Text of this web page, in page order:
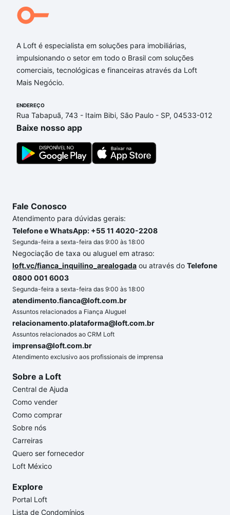
Horizonte, MG ideal para você na Loft.
Qual o preço de Apartamentos com 3 banheiros à
Aqui na Loft temos a oferta ideal para você, com
Apartamentos com 3 banheiros à venda em Jardim
Guanabara, Belo Horizonte, MG que custam a partir
imobiliário as parcelas podem se adequar ao seu
orçamento. Se ainda tem alguma dúvida dos custos
envolvidos no processo de compra, veja em nosso
portal quanto custa comprar um apartamento
conte com a gente para comprar o imóvel dos seus
A Loft é especialista em soluções para imobiliárias,
impulsionando o setor em todo o Brasil com soluções
comerciais, tecnológicas e financeiras através da Loft
Mais Negócio.
ENDEREÇO
Rua Tabapuã, 743 - Itaim Bibi, São Paulo - SP, 04533-012
Baixe nosso app
Fale Conosco
Atendimento para dúvidas gerais:
Telefone e WhatsApp: +55 11 4020-2208
Segunda-feira a sexta-feira das 9:00 às 18:00
Negociação de taxa ou aluguel em atraso:
loft.vc/fianca_inquilino_arealogada ou através do Telefone
0800 001 6003
Segunda-feira a sexta-feira das 9:00 às 18:00
atendimento.fianca@loft.com.br
Assuntos relacionados a Fiança Aluguel
relacionamento.plataforma@loft.com.br
Assuntos relacionados ao CRM Loft
imprensa@loft.com.br
Atendimento exclusivo aos profissionais de imprensa
Sobre a Loft
Central de Ajuda
Como vender
Como comprar
Sobre nós
Carreiras
Quero ser fornecedor
Loft México
Explore
Portal Loft
Lista de Condomínios